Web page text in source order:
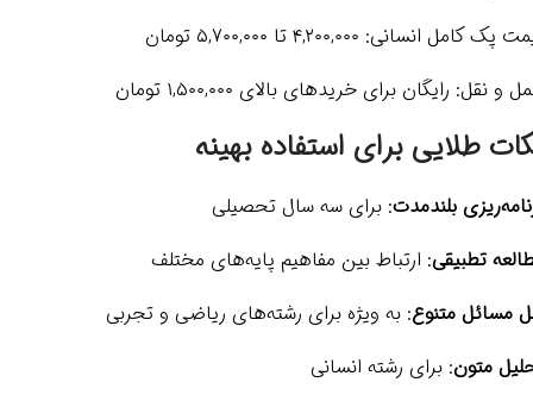
پک کامل انسانی: ۴,۲۰۰,۰۰۰ تا ۵,۷۰۰,۰۰۰ تومان
و نقل: رایگان برای خریدهای بالای ۱,۵۰۰,۰۰۰ تومان
طلایی برای استفاده بهینه
بلندمدت: برای سه سال تحصیلی
تطبیقی: ارتباط بین مفاهیم پایه‌های مختلف
مسائل متنوع: به ویژه برای رشته‌های ریاضی و تجربی
متون: برای رشته انسانی